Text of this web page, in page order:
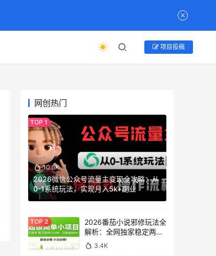
项目投稿
网创热门
10.5K
2026微信公众号流量主变现全攻略：从
0-1系统玩法，实现月入5k+副业
2026番茄小说邪修玩法全
解析：全网独家稳定两年
老项目，助你日赚
500+稿费收益
3.4K